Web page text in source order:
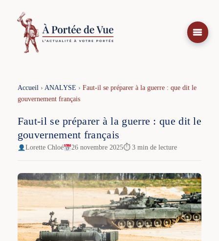
contenu
Accueil› ANALYSE › Faut-il se préparer à la guerre : que dit le
gouvernement français
Faut-il se préparer à la guerre : que dit le
gouvernement français
Lorette Chloé 26 novembre 2025⏱ 3 min de lecture